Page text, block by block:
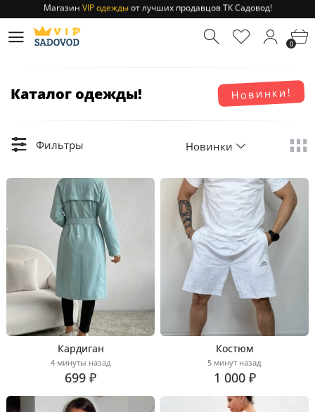
Отправление заказа 1-3 дняпо РФ и МСК!
Магазин
от лучших продавцов ТК Садовод!
0
Новинки!
Каталог одежды!
Фильтры Новинки
Кардиган
4 минуты назад
699 ₽
Костюм
5 минут назад
1 000 ₽